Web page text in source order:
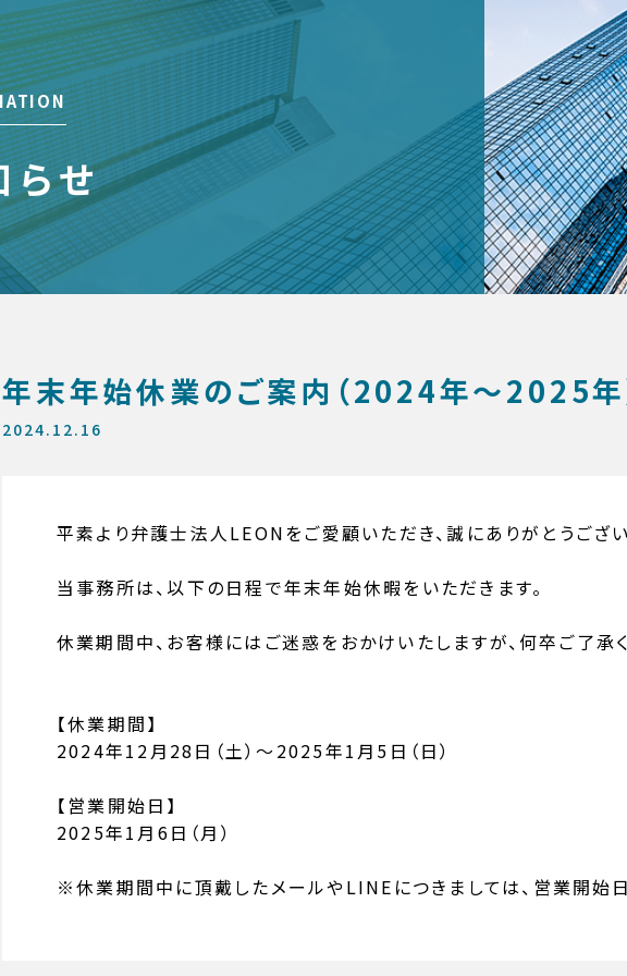
被害
ポルノ
らせ
年末年始休業のご案内（2024年～2025年
2024.12.16
平素より弁護士法人LEONをご愛顧いただき、誠にありがとうござ
当事務所は、以下の日程で年末年始休暇をいただきます。
休業期間中、お客様にはご迷惑をおかけいたしますが、何卒ご了承
【休業期間】
2024年12月28日（土）～2025年1月5日（日）
【営業開始日】
2025年1月6日（月）
※休業期間中に頂戴したメールやLINE につきましては、営業開始